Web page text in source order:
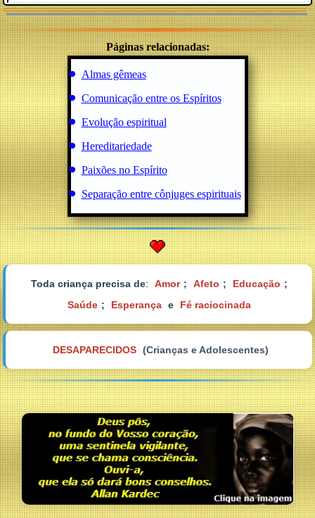
Páginas relacionadas:
Almas gêmeas
Comunicação entre os Espíritos
Evolução espiritual
Hereditariedade
Paixões no Espírito
Separação entre cônjuges espirituais
Toda criança precisa de: Amor ; Afeto ; Educação ;
Saúde ; Esperança e Fé raciocinada
DESAPARECIDOS (Crianças e Adolescentes)